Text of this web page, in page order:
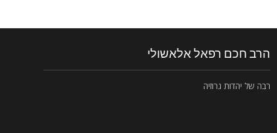
הרב חכם רפאל אלאשולי
רבה של יהדות גרוזיה